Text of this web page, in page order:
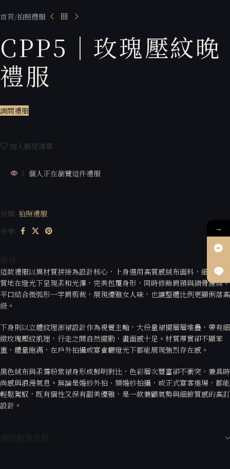
首頁 拍照禮服
CPP5｜玫瑰壓紋晚
禮服
詢問禮服
加入願望清單
1 個人正在瀏覽這件禮服
分類: 拍照禮服
分享:
這款禮服以異材質拼接為設計核心，上身選用高質感絨布面料，細膩霧光
質地在燈光下呈現柔和光澤，完美包覆身形，同時修飾肩頸與鎖骨線條。
平口結合微弧形一字肩剪裁，展現優雅女人味，也讓整體比例更顯俐落高
級。
下身則以立體紋理澎裙設計作為視覺主軸，大份量裙擺層層堆疊，帶有細
緻玫瑰壓紋肌理，行走之間自然擺動，畫面感十足。材質厚實卻不顯笨
重，體量飽滿，在戶外拍攝或宴會廳燈光下都能展現強烈存在感。
黑色絨布與柔霧粉紫裙身形成鮮明對比，色彩層次豐富卻不衝突，兼具時
尚感與浪漫氣息。無論是婚紗外拍、類婚紗拍攝，或正式宴客進場，都能
輕鬆駕馭，既有個性又保有甜美優雅，是一款兼顧氣勢與細節質感的高訂
設計。
→